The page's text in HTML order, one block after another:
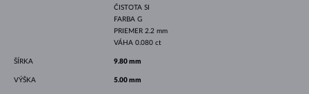
ČISTOTA SI
FARBA G
PRIEMER 2.2 mm
VÁHA 0.080 ct
ŠÍRKA 9.80 mm
VÝŠKA 5.00 mm